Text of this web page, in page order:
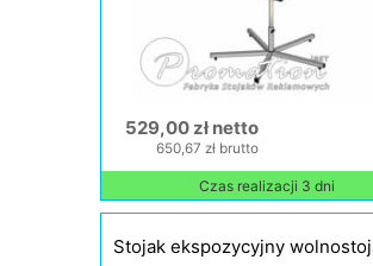
529,00 zł netto
650,67 zł brutto
Czas realizacji 3 dni
Stojak ekspozycyjny